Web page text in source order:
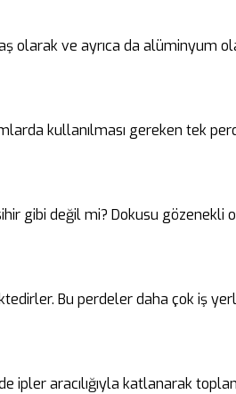
olarak ve ayrıca da alüminyum
kullanılması gereken tek
gibi değil mi? Dokusu gözenekli
Bu perdeler daha çok iş
aracılığıyla katlanarak